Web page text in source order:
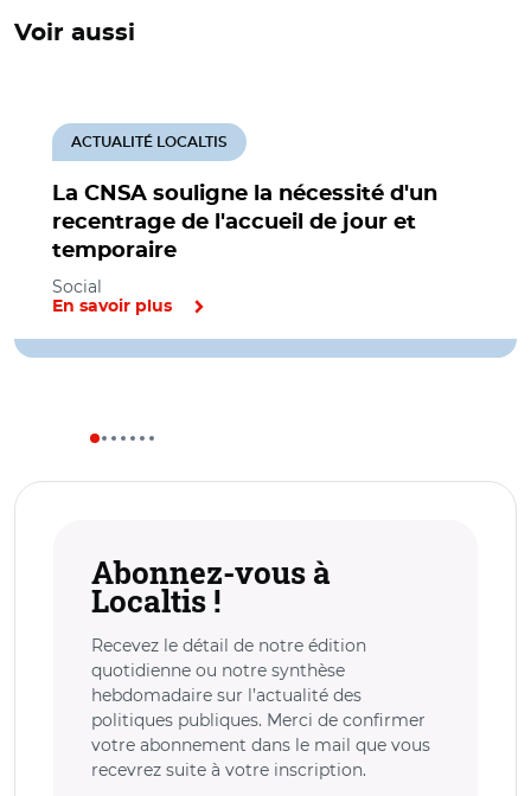
Voir aussi
La CNSA souligne la nécessité d'un
recentrage de l'accueil de jour et
temporaire
ACTUALITÉ LOCALTIS
Social
En savoir plus
Abonnez-vous à
Localtis !
Recevez le détail de notre édition
quotidienne ou notre synthèse
hebdomadaire sur l’actualité des
politiques publiques. Merci de confirmer
votre abonnement dans le mail que vous
recevrez suite à votre inscription.